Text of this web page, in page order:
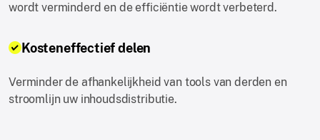
wordt verminderd en de efficiëntie wordt verbeterd.
Kosteneffectief delen
Verminder de afhankelijkheid van tools van derden en
stroomlijn uw inhoudsdistributie.